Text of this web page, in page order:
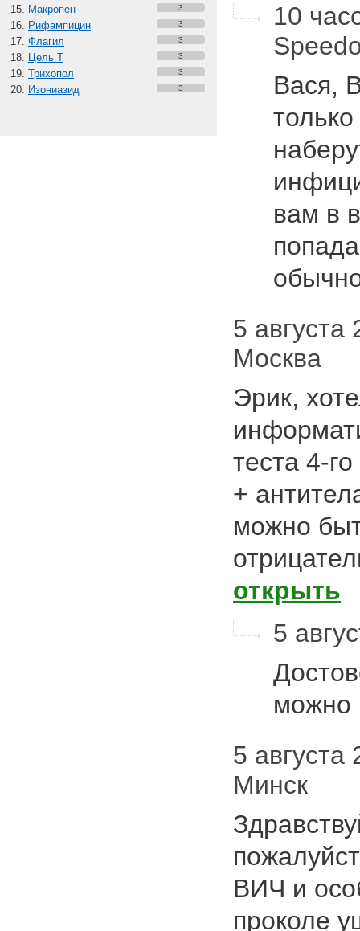
Макропен 3
Рифампицин 3
Флагил 3
Цель Т 3
Трихопол 3
Изониазид 3
10
Вася,
вам в
5 августа
Москва
Эрик,
теста 4-
+
можно
открыть
5
можно
5
Минск
ВИЧ и
проколе